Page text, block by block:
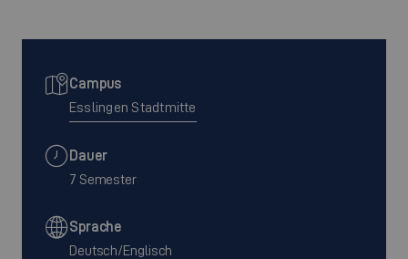
Campus
Esslingen Stadtmitte
Dauer
7 Semester
Sprache
Deutsch/Englisch